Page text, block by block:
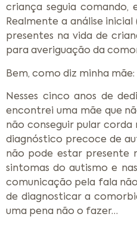
criança seguia comando,
Realmente a análise
presentes na vida de
para averiguação da
Bem, como diz minha
Nesses cinco anos de
encontrei uma mãe que
não conseguir pular
diagnóstico precoce de
não pode estar presente
sintomas do autismo e
comunicação pela fala
de diagnosticar a
uma pena não o fazer…